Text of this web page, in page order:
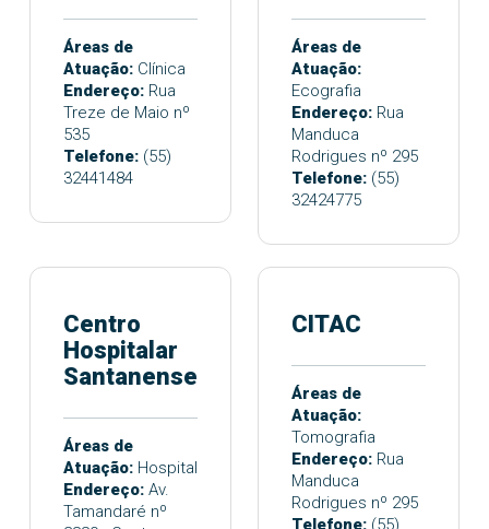
Áreas de
Atuação: Clínica
Endereço: Rua
Treze de Maio nº
535
Telefone: (55)
32441484
Áreas de
Atuação:
Ecografia
Endereço: Rua
Manduca
Rodrigues nº 295
Telefone: (55)
32424775
Centro
Hospitalar
Santanense
Áreas de
Atuação: Hospital
Endereço: Av.
Tamandaré nº
CITAC
Áreas de
Atuação:
Tomografia
Endereço: Rua
Manduca
Rodrigues nº 295
Telefone: (55)